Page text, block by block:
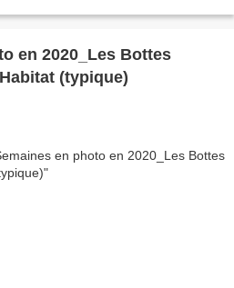
en 2020_Les Bottes
(typique)